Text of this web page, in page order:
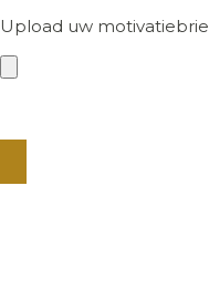
Upload uw